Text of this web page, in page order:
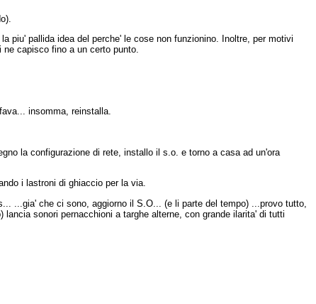
piu' pallida idea del perche' le cose non funzionino. Inoltre, per motivi
capisco fino a un certo punto.
insomma, reinstalla.
la configurazione di rete, installo il s.o. e torno a casa ad un'ora
i lastroni di ghiaccio per la via.
...gia' che ci sono, aggiorno il S.O... (e li parte del tempo) ...provo tutto,
sonori pernacchioni a targhe alterne, con grande ilarita' di tutti